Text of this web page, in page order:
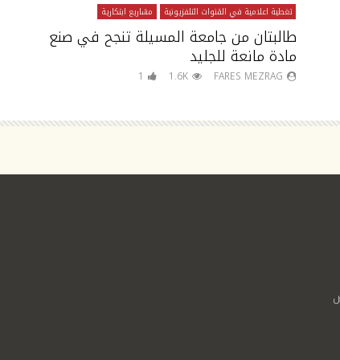
تغطية اعلامية في القنوات التلفزيونية مشاريع ابتكارية
طالبتان من جامعة المسيلة تنجح في صنع
مادة مانعة للجليد
FARES MEZRAG
1.6K
1